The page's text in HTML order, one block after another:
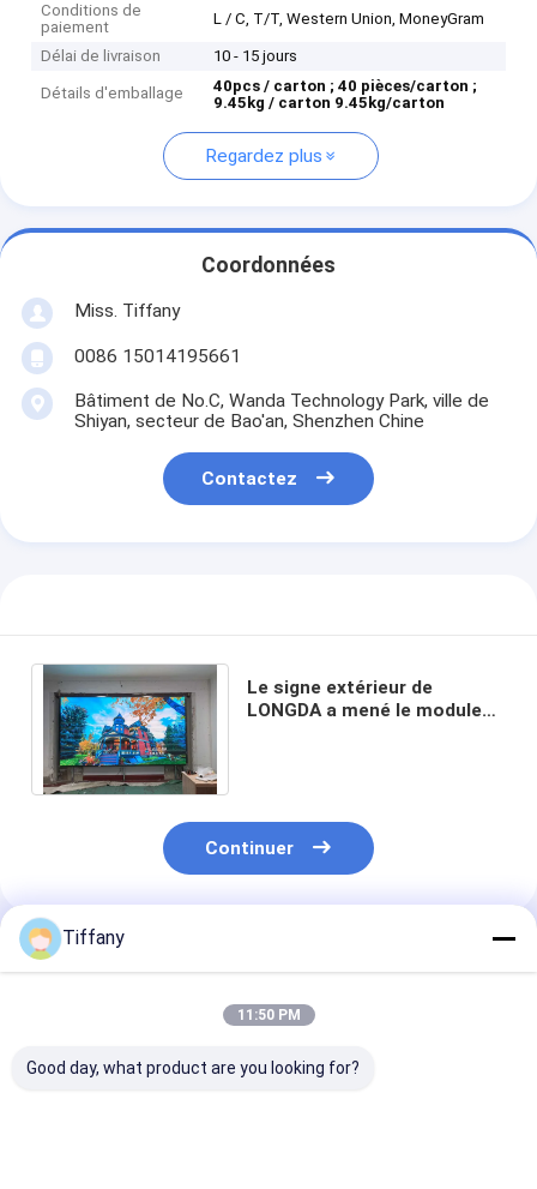
Conditions de
paiement
L / C, T/T, Western Union, MoneyGram
Délai de livraison 10 - 15 jours
Détails d'emballage 40pcs / carton ; 40 pièces/carton ;
9.45kg / carton 9.45kg/carton
Regardez plus
Coordonnées
Miss. Tiffany
0086 15014195661
Bâtiment de No.C, Wanda Technology Park, ville de
Shiyan, secteur de Bao'an, Shenzhen Chine
Contactez
Le signe extérieur de
LONGDA a mené le module
Continuer
Produits Recommandés
Tiffany
11:50 PM
Good day, what product are you looking for?